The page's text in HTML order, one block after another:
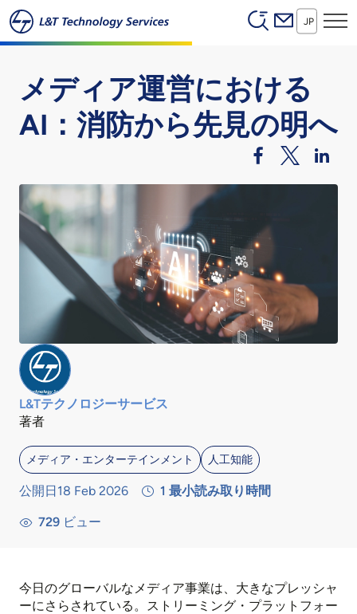
本文へスキップ Header
JP
メディア運営における
AI：消防から先見の明へ
L&Tテクノロジーサービス
著者
メディア・エンターテインメント 人工知能
公開日18 Feb 2026 1 最小読み取り時間
729 ビュー
今日のグローバルなメディア事業は、大きなプレッシャ
ーにさらされている。ストリーミング・プラットフォー